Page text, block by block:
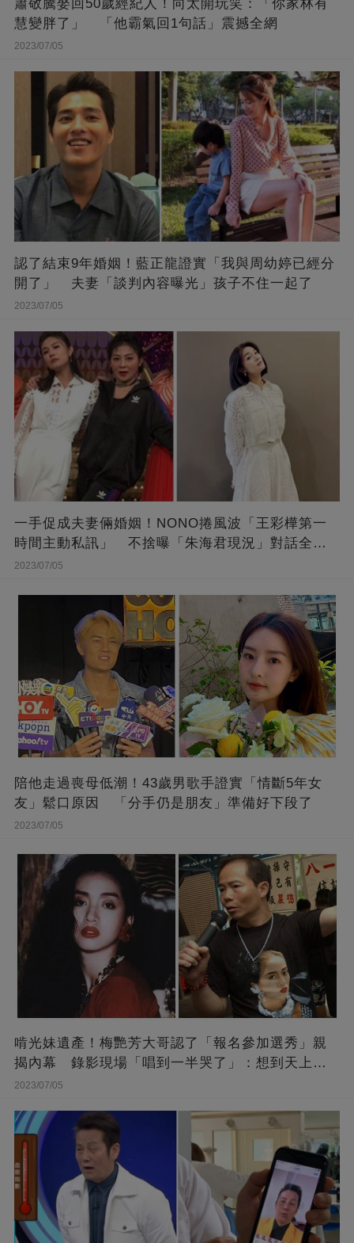
蕭敬騰娶回50歲經紀人！向太開玩笑：「你家林有
慧變胖了」 「他霸氣回1句話」震撼全網
2023/07/05
認了結束9年婚姻！藍正龍證實「我與周幼婷已經分
開了」 夫妻「談判內容曝光」孩子不住一起了
2023/07/05
一手促成夫妻倆婚姻！NONO捲風波「王彩樺第一
時間主動私訊」 不捨曝「朱海君現況」對話全公
開
2023/07/05
陪他走過喪母低潮！43歲男歌手證實「情斷5年女
友」鬆口原因 「分手仍是朋友」準備好下段了
2023/07/05
啃光妹遺產！梅艷芳大哥認了「報名參加選秀」親
揭內幕 錄影現場「唱到一半哭了」：想到天上的
她
2023/07/05